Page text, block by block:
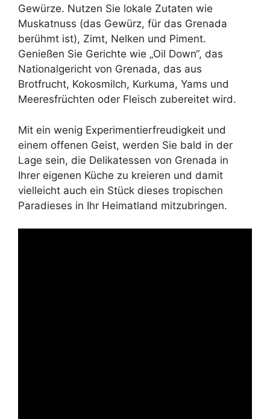
Gewürze. Nutzen Sie lokale Zutaten wie
Muskatnuss (das Gewürz, für das Grenada
berühmt ist), Zimt, Nelken und Piment.
Genießen Sie Gerichte wie „Oil Down“, das
Nationalgericht von Grenada, das aus
Brotfrucht, Kokosmilch, Kurkuma, Yams und
Meeresfrüchten oder Fleisch zubereitet wird.
Mit ein wenig Experimentierfreudigkeit und
einem offenen Geist, werden Sie bald in der
Lage sein, die Delikatessen von Grenada in
Ihrer eigenen Küche zu kreieren und damit
vielleicht auch ein Stück dieses tropischen
Paradieses in Ihr Heimatland mitzubringen.